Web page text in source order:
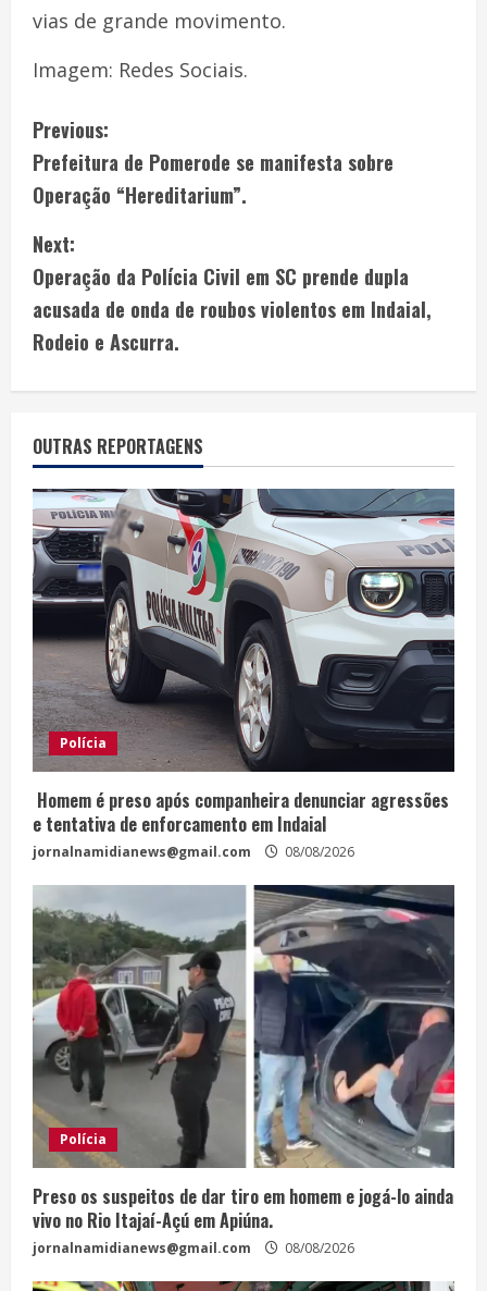
vias de grande movimento.
Imagem: Redes Sociais.
Previous:
Prefeitura de Pomerode se manifesta sobre
Operação “Hereditarium”.
Next:
Operação da Polícia Civil em SC prende dupla
acusada de onda de roubos violentos em Indaial,
Rodeio e Ascurra.
OUTRAS REPORTAGENS
Polícia
Homem é preso após companheira denunciar agressões
e tentativa de enforcamento em Indaial
jornalnamidianews@gmail.com 08/08/2026
Polícia
Preso os suspeitos de dar tiro em homem e jogá-lo ainda
vivo no Rio Itajaí-Açú em Apiúna.
jornalnamidianews@gmail.com 08/08/2026